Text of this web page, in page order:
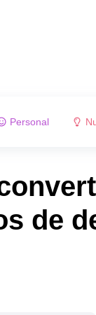
Personal
de